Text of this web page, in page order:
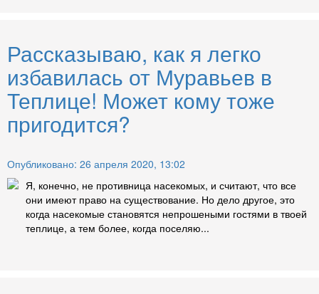
Рассказываю, как я легко
избавилась от Муравьев в
Теплице! Может кому тоже
пригодится?
Опубликовано: 26 апреля 2020, 13:02
Я, конечно, не противница насекомых, и считают, что все
они имеют право на существование. Но дело другое, это
когда насекомые становятся непрошеными гостями в твоей
теплице, а тем более, когда поселяю...